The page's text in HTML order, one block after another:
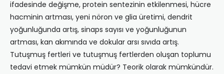
ifadesinde değişme, protein sentezinin etkilenmesi, hücre
hacminin artması, yeni nöron ve glia üretimi, dendrit
yoğunluğunda artış, sinaps sayısı ve yoğunluğunun
artması, kan akımında ve dokular arsı sıvıda artış.
Tutuşmuş fertleri ve tutuşmuş fertlerden oluşan toplumu
tedavi etmek mümkün müdür? Teorik olarak mümkündür.